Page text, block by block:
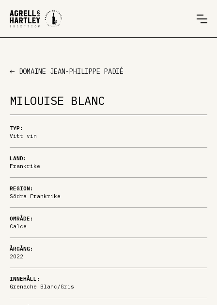
DOMAINE JEAN-PHILIPPE PADIÉ
MILOUISE BLANC
TYP:
Vitt vin
LAND:
Frankrike
REGION:
Södra Frankrike
OMRÅDE:
Calce
ÅRGÅNG:
2022
INNEHÅLL:
Grenache Blanc/Gris